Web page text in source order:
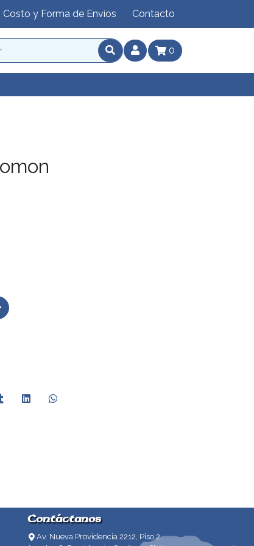
Costo y Forma de Envíos Contacto
0
Contáctanos
Av. Nueva Providencia 2212, Piso 2,